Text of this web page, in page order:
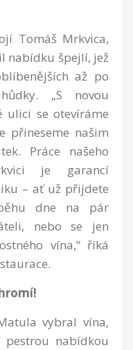
Tomáš Mrkvica,
nabídku špejlí, jež
až po
„S novou
ulici se otevíráme
přineseme našim
Práce našeho
je garancí
– ať už přijdete
dne na pár
nebo se jen
vína,“ říká
vybral vína,
nabídkou